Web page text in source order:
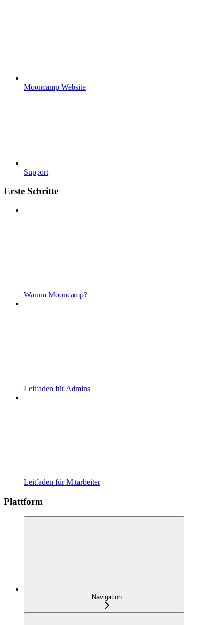
Mooncamp Website
Support
Erste Schritte
Warum Mooncamp?
Leitfaden für Admins
Leitfaden für Mitarbeiter
Plattform
Navigation